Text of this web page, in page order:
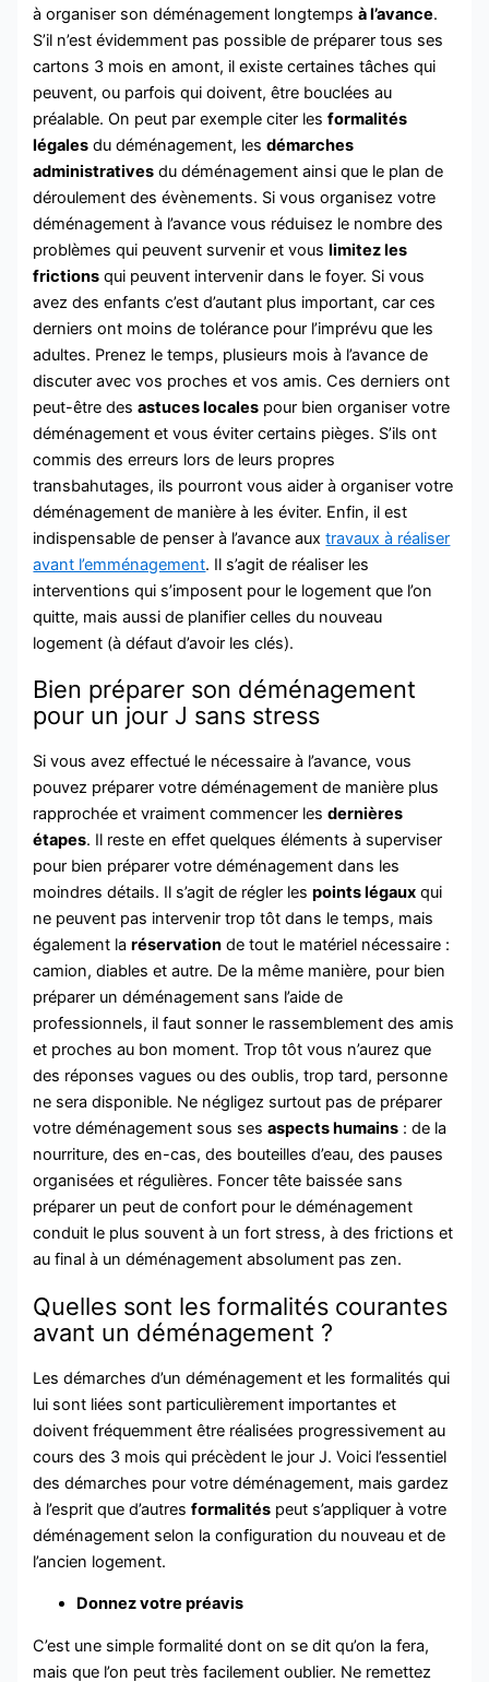
à organiser son déménagement longtempsà l’avance.
S’il n’est évidemment pas possible de préparer tous ses
cartons 3 mois en amont, il existe certaines tâches qui
peuvent, ou parfois qui doivent, être bouclées au
préalable. On peut par exemple citer lesformalités
légales du déménagement, lesdémarches
administratives du déménagement ainsi que le plan de
déroulement des évènements. Si vous organisez votre
déménagement à l’avance vous réduisez le nombre des
problèmes qui peuvent survenir et vouslimitez les
frictions qui peuvent intervenir dans le foyer. Si vous
avez des enfants c’est d’autant plus important, car ces
derniers ont moins de tolérance pour l’imprévu que les
adultes. Prenez le temps, plusieurs mois à l’avance de
discuter avec vos proches et vos amis. Ces derniers ont
peut-être desastuces locales pour bien organiser votre
déménagement et vous éviter certains pièges. S’ils ont
commis des erreurs lors de leurs propres
transbahutages, ils pourront vous aider à organiser votre
déménagement de manière à les éviter. Enfin, il est
indispensable de penser à l’avance auxtravaux à réaliser
avant l’emménagement. Il s’agit de réaliser les
interventions qui s’imposent pour le logement que l’on
quitte, mais aussi de planifier celles du nouveau
logement (à défaut d’avoir les clés).
Bien préparer son déménagement
pour un jour J sans stress
Si vous avez effectué le nécessaire à l’avance, vous
pouvez préparer votre déménagement de manière plus
rapprochée et vraiment commencer lesdernières
étapes. Il reste en effet quelques éléments à superviser
pour bien préparer votre déménagement dans les
moindres détails. Il s’agit de régler lespoints légaux qui
ne peuvent pas intervenir trop tôt dans le temps, mais
également laréservation de tout le matériel nécessaire :
camion, diables et autre. De la même manière, pour bien
préparer un déménagement sans l’aide de
professionnels, il faut sonner le rassemblement des amis
et proches au bon moment. Trop tôt vous n’aurez que
des réponses vagues ou des oublis, trop tard, personne
ne sera disponible. Ne négligez surtout pas de préparer
votre déménagement sous sesaspects humains : de la
nourriture, des en-cas, des bouteilles d’eau, des pauses
organisées et régulières. Foncer tête baissée sans
préparer un peut de confort pour le déménagement
conduit le plus souvent à un fort stress, à des frictions et
au final à un déménagement absolument pas zen.
Quelles sont les formalités courantes
avant un déménagement ?
Les démarches d’un déménagement et les formalités qui
lui sont liées sont particulièrement importantes et
doivent fréquemment être réalisées progressivement au
cours des 3 mois qui précèdent le jour J. Voici l’essentiel
des démarches pour votre déménagement, mais gardez
à l’esprit que d’autresformalités peut s’appliquer à votre
déménagement selon la configuration du nouveau et de
l’ancien logement.
Donnez votre préavis
C’est une simple formalité dont on se dit qu’on la fera,
mais que l’on peut très facilement oublier. Ne remettez